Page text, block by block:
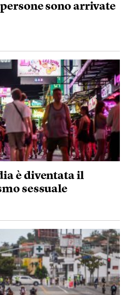
sono arrivate
è diventata il
sessuale